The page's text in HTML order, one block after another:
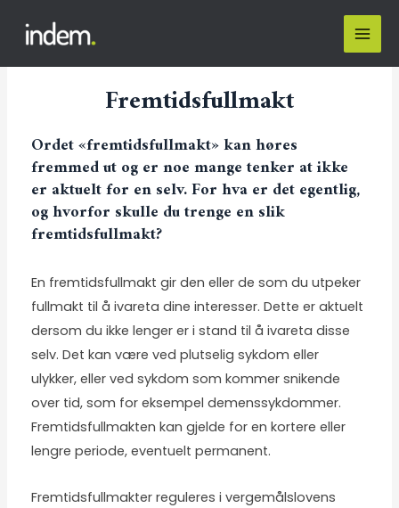
Fremtidsfullmakt
Ordet «fremtidsfullmakt» kan høres
fremmed ut og er noe mange tenker at ikke
er aktuelt for en selv. For hva er det egentlig,
og hvorfor skulle du trenge en slik
fremtidsfullmakt?
En fremtidsfullmakt gir den eller de som du utpeker
fullmakt til å ivareta dine interesser. Dette er aktuelt
dersom du ikke lenger er i stand til å ivareta disse
selv. Det kan være ved plutselig sykdom eller
ulykker, eller ved sykdom som kommer snikende
over tid, som for eksempel demenssykdommer.
Fremtidsfullmakten kan gjelde for en kortere eller
lengre periode, eventuelt permanent.
Fremtidsfullmakter reguleres ivergemålslovens